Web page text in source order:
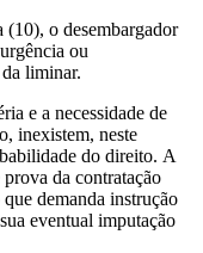
o desembargador
ou
liminar.
e a necessidade de
inexistem, neste
do direito. A
prova da contratação
demanda instrução
eventual imputação